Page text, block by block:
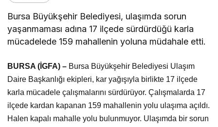
Bursa Büyükşehir Belediyesi, ulaşımda sorun
yaşanmaması adına 17 ilçede sürdürdüğü karla
mücadelede 159 mahallenin yoluna müdahale etti.
BURSA (İGFA) – Bursa Büyükşehir Belediyesi Ulaşım
Daire Başkanlığı ekipleri, kar yağışıyla birlikte 17 ilçede
karla mücadele çalışmalarını sürdürüyor. Çalışmalarda 17
ilçede kardan kapanan 159 mahallenin yolu ulaşıma açıldı.
Halen kapalı mahalle yolu bulunmuyor. Ulaşımda bir sorun